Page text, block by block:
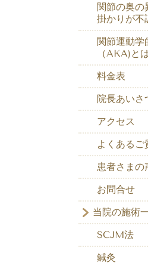
関節の奥の
掛かりが不
関節運動学
（AKA)と
料金表
院長あいさ
アクセス
よくあるご
患者さまの
お問合せ
当院の施術
SCJM法
鍼灸